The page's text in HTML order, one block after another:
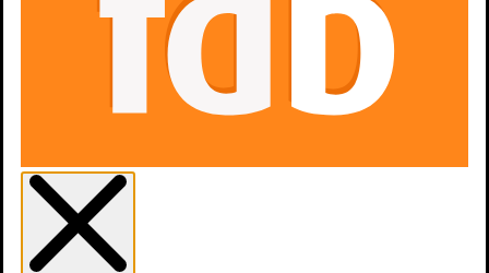
Aktualnie tytuł nie jest dostępny na
platformach